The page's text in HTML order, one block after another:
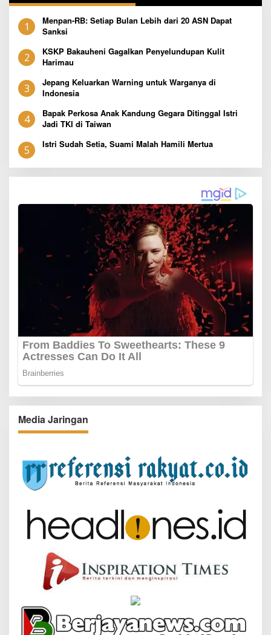
1
Menpan-RB: Setiap Bulan Lebih dari 20 ASN Dapat
Sanksi
2
KSKP Bakauheni Gagalkan Penyelundupan Kulit
Harimau
3
Jepang Keluarkan Warning untuk Warganya di
Indonesia
4
Bapak Perkosa Anak Kandung Gegara Ditinggal Istri
Jadi TKI di Taiwan
5 Istri Sudah Setia, Suami Malah Hamili Mertua
Media Jaringan